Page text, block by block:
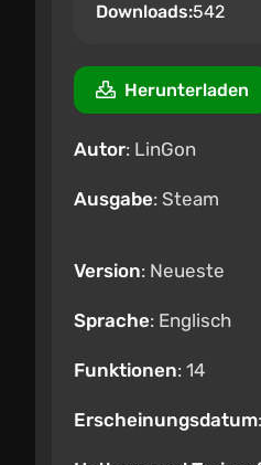
Downloads:542
Herunterladen
Autor: LinGon
Ausgabe: Steam
Version: Neueste
Sprache: Englisch
Funktionen: 14
Erscheinungsdatum